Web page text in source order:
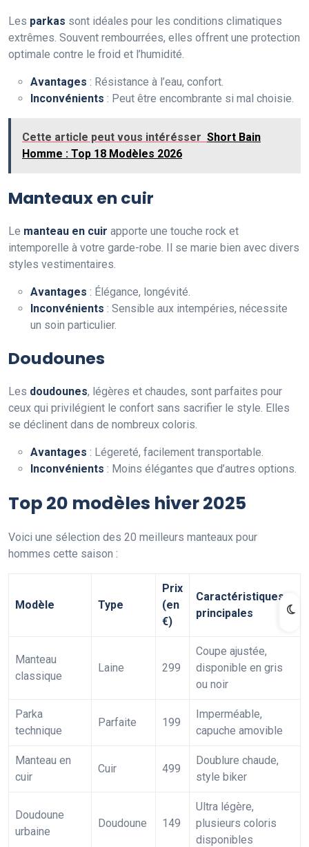
Les parkas sont idéales pour les conditions climatiques
extrêmes. Souvent rembourrées, elles offrent une protection
optimale contre le froid et l’humidité.
Avantages : Résistance à l’eau, confort.
Inconvénients : Peut être encombrante si mal choisie.
Cette article peut vous intérésser Short Bain
Homme : Top 18 Modèles 2026
Manteaux en cuir
Le manteau en cuir apporte une touche rock et
intemporelle à votre garde-robe. Il se marie bien avec divers
styles vestimentaires.
Avantages : Élégance, longévité.
Inconvénients : Sensible aux intempéries, nécessite
un soin particulier.
Doudounes
Les doudounes, légères et chaudes, sont parfaites pour
ceux qui privilégient le confort sans sacrifier le style. Elles
se déclinent dans de nombreux coloris.
Avantages : Légereté, facilement transportable.
Inconvénients : Moins élégantes que d’autres options.
Top 20 modèles hiver 2025
Voici une sélection des 20 meilleurs manteaux pour
hommes cette saison :
Modèle Type
Prix
(en
€)
Caractéristiques
principales
Manteau
classique
Laine 299
Coupe ajustée,
disponible en gris
ou noir
Parka
technique
Parfaite 199
Imperméable,
capuche amovible
Manteau en
cuir
Cuir 499
Doublure chaude,
style biker
Doudoune
urbaine
Doudoune 149
Ultra légère,
plusieurs coloris
disponibles